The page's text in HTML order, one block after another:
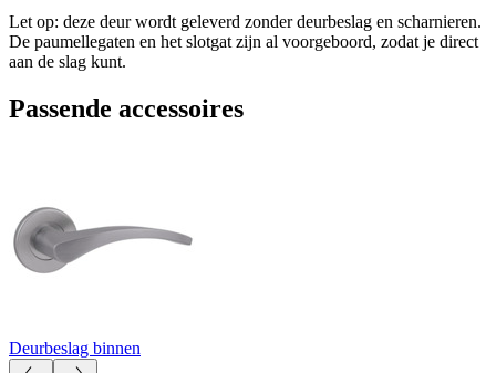
Let op: deze deur wordt geleverd zonder deurbeslag en scharnieren.
De paumellegaten en het slotgat zijn al voorgeboord, zodat je direct
aan de slag kunt.
Passende accessoires
Deurbeslag binnen